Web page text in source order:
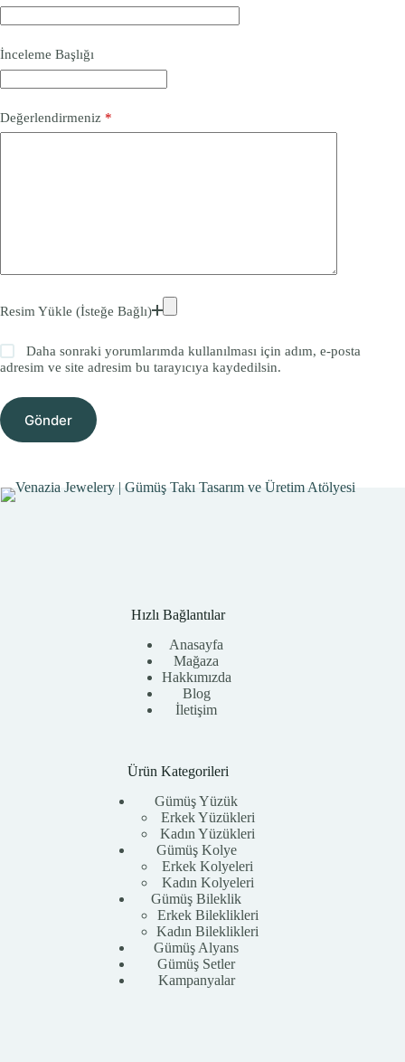
İnceleme Başlığı
Değerlendirmeniz *
Resim Yükle (İsteğe Bağlı)
Daha sonraki yorumlarımda kullanılması için adım, e-posta
adresim ve site adresim bu tarayıcıya kaydedilsin.
Gönder
Hızlı Bağlantılar
Anasayfa
Mağaza
Hakkımızda
Blog
İletişim
Ürün Kategorileri
Gümüş Yüzük
Erkek Yüzükleri
Kadın Yüzükleri
Gümüş Kolye
Erkek Kolyeleri
Kadın Kolyeleri
Gümüş Bileklik
Erkek Bileklikleri
Kadın Bileklikleri
Gümüş Alyans
Gümüş Setler
Kampanyalar